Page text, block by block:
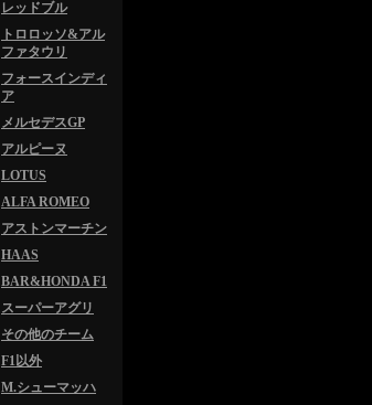
レッドブル
トロロッソ&アル
ファタウリ
フォースインディ
ア
メルセデスGP
アルピーヌ
LOTUS
ALFA ROMEO
アストンマーチン
HAAS
BAR&HONDA F1
スーパーアグリ
その他のチーム
F1以外
M.シューマッハ